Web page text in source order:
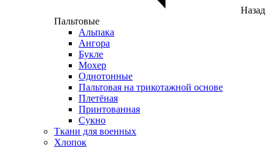
Назад
Пальтовые
Альпака
Ангора
Букле
Мохер
Однотонные
Пальтовая на трикотажной основе
Плетёная
Принтованная
Сукно
Ткани для военных
Хлопок